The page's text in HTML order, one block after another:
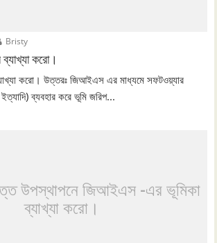
Bristy
করো।
করো। উত্তরঃ জিআইএস এর মাধ্যমে সফটওয়্যার
ব্যবহার করে ভূমি জরিপ...
উপস্থাপনে জিআইএস -এর ভূমিকা
ব্যাখ্যা করো।